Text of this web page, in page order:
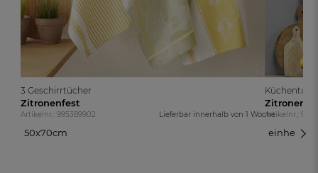
3 Geschirrtücher
Zitronenfest
Artikelnr.: 995389902 Lieferbar innerhalb von 1 Woche
50x70cm
Artikelnr.: